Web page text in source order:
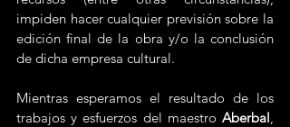
impiden hacer cualquier previsión sobre la
edición final de la obra y/o la conclusión
de dicha empresa cultural.
Mientras esperamos el resultado de los
trabajos y esfuerzos del maestro Aberbal,